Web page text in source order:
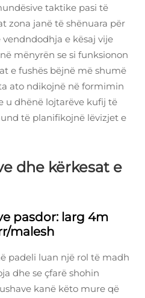
taktike pasi të
zona janë të shënuara për
e kësaj vije
mënyrën se si funksionon
e fushës bëjnë më shumë
ato ndikojnë në formimin
u dhënë lojtarëve kufij të
të planifikojnë lëvizjet e
dhe kërkesat e
pasdor: larg 4m
malesh
padeli luan një rol të madh
dhe se çfarë shohin
kanë këto mure që